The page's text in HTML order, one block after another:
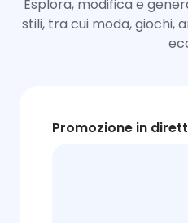
Esplora, modifica e
stili, tra cui moda, giochi,
Promozione in